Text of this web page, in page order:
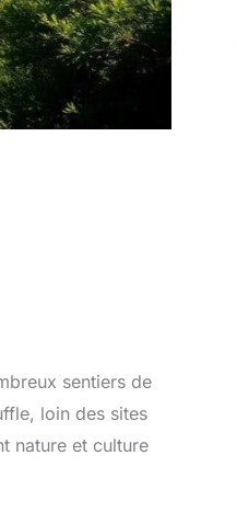
sentiers de
loin des sites
nature et culture